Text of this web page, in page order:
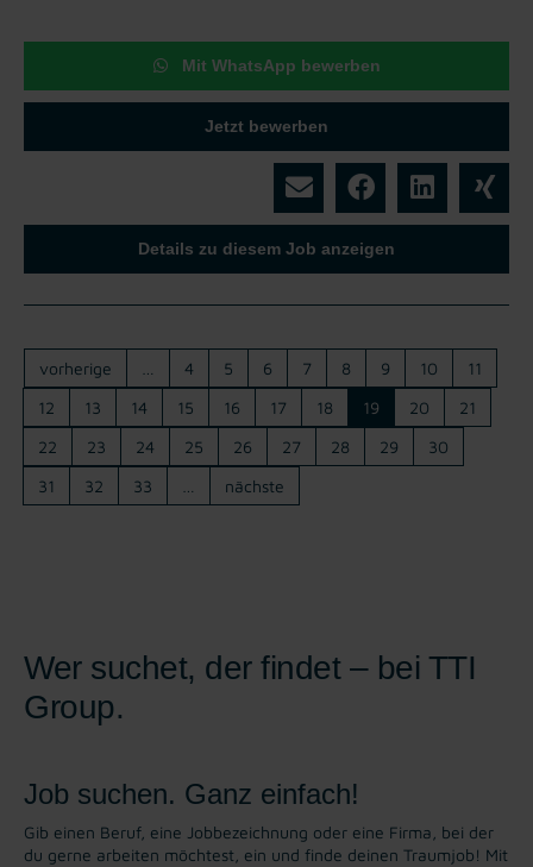
Mit WhatsApp bewerben
Jetzt bewerben
Details zu diesem Job anzeigen
vorherige 4 5 6 7 8 9 10
11
12
13 14 15 16 17 18 19 20
21
22
23 24 25 26 27 28 29
30
31
32 33 nächste
Wer suchet, der findet – bei TTI
Group.
Job suchen. Ganz einfach!
Gib einen Beruf, eine Jobbezeichnung oder eine Firma, bei der
du gerne arbeiten möchtest, ein und finde deinen Traumjob! Mit